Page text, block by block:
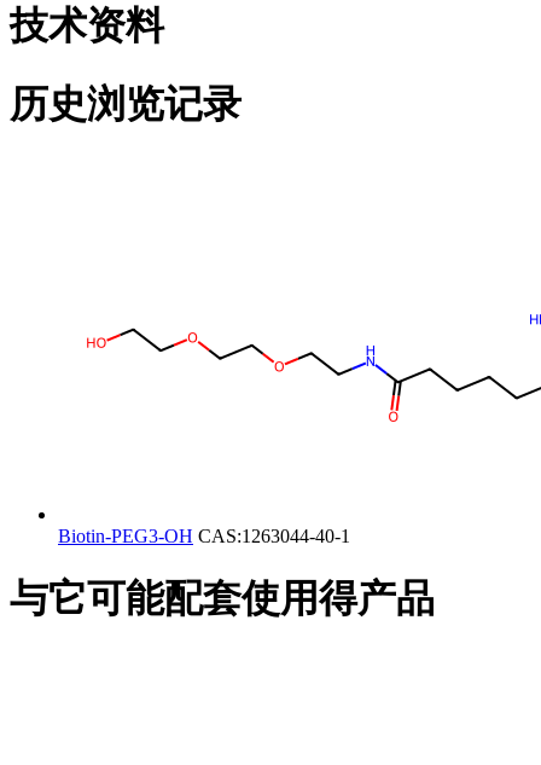
技术资料
历史浏览记录
Biotin-PEG3-OH CAS:1263044-40-1
与它可能配套使用得产品